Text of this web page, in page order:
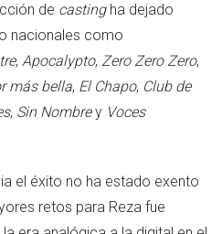
de castingha dejado
nacionales como
, Apocalypto, Zero Zero Zero,
más bella, El Chapo, Club de
, Sin Nombrey Voces
el éxito no ha estado exento
retos para Reza fue